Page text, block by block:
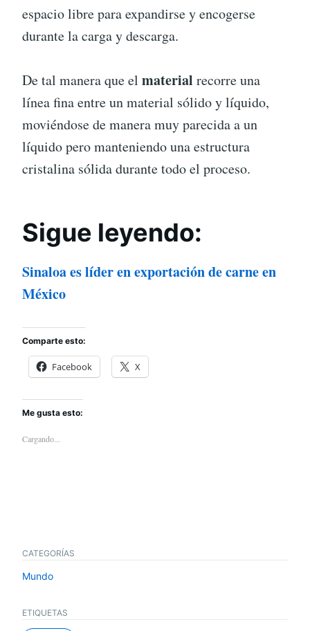
espacio libre para expandirse y encogerse
durante la carga y descarga.
De tal manera que el material recorre una
línea fina entre un material sólido y líquido,
moviéndose de manera muy parecida a un
líquido pero manteniendo una estructura
cristalina sólida durante todo el proceso.
Sigue leyendo:
Sinaloa es líder en exportación de carne en
México
Comparte esto:
Facebook X
Me gusta esto:
Cargando...
CATEGORÍAS
Mundo
ETIQUETAS